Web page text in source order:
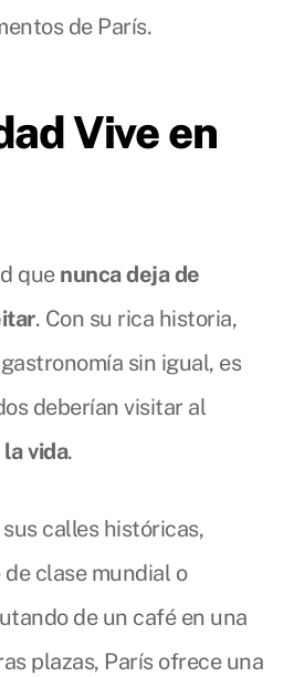
de París.
Vive en
que nunca deja de
. Con su rica historia,
sin igual, es
deberían visitar al
vida.
calles históricas,
clase mundial o
de un café en una
plazas, París ofrece una